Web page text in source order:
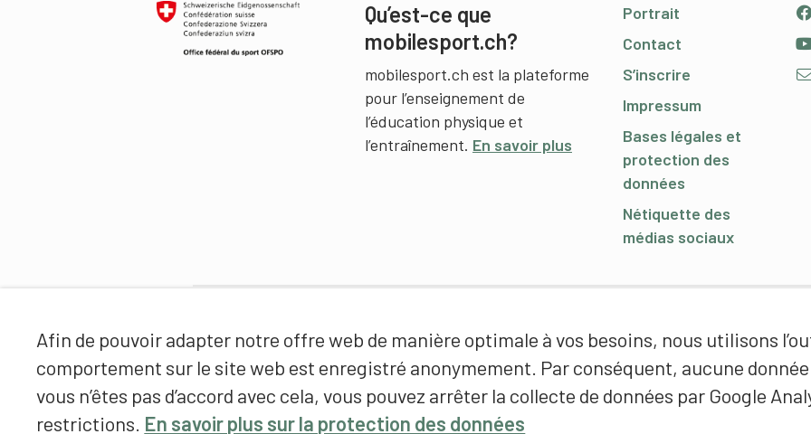
Afin de pouvoir adapter notre offre web de manière optimale à vos besoins, nous utilisons
comportement sur le site web est enregistré anonymement. Par conséquent, aucune
vous n’êtes pas d’accord avec cela, vous pouvez arrêter la collecte de données par Google
restrictions. En savoir plus sur la protection des données
Qu’est-ce que
mobilesport.ch?
mobilesport.ch est la plateforme
pour l’enseignement de
l’éducation physique et
l’entraînement. En savoir plus
Portrait
Contact
S’inscrire
Impressum
Bases légales et
protection des
données
Nétiquette des
médias sociaux